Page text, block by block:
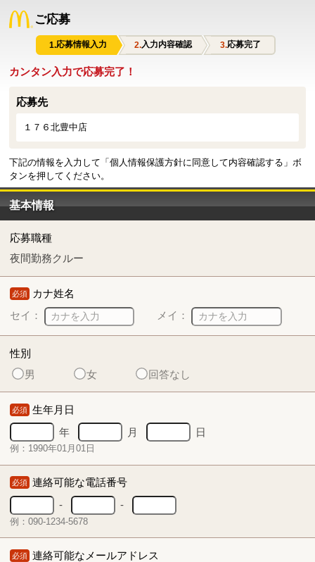
ご応募
応募情報入力 入力内容確認 応募完了
カンタン入力で応募完了！
応募先
１７６北豊中店
下記の情報を入力して「個人情報保護方針に同意して内容確認する」ボ
タンを押してください。
基本情報
応募職種
夜間勤務クルー
必須 カナ姓名
セイ：
メイ：
性別
男
女 回答なし
必須 生年月日
年
月 日
例：1990年01月01日
必須 連絡可能な電話番号
-
-
例：090-1234-5678
必須 連絡可能なメールアドレス